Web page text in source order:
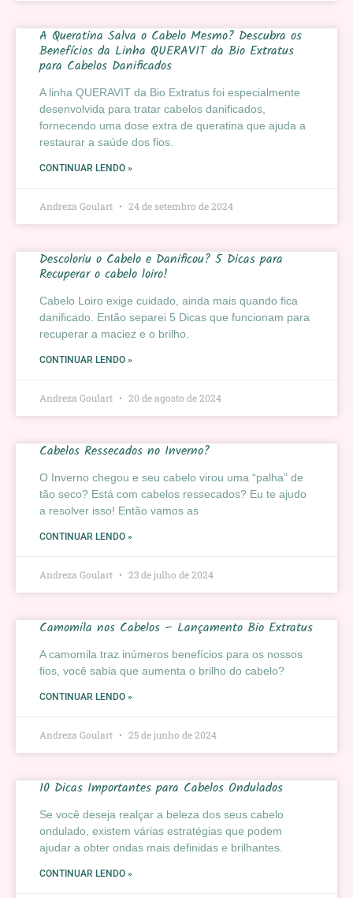
A Queratina Salva o Cabelo Mesmo? Descubra os
Benefícios da Linha QUERAVIT da Bio Extratus
para Cabelos Danificados
A linha QUERAVIT da Bio Extratus foi especialmente
desenvolvida para tratar cabelos danificados,
fornecendo uma dose extra de queratina que ajuda a
restaurar a saúde dos fios.
CONTINUAR LENDO »
Andreza Goulart 24 de setembro de 2024
Descoloriu o Cabelo e Danificou? 5 Dicas para
Recuperar o cabelo loiro!
Cabelo Loiro exige cuidado, ainda mais quando fica
danificado. Então separei 5 Dicas que funcionam para
recuperar a maciez e o brilho.
CONTINUAR LENDO »
Andreza Goulart 20 de agosto de 2024
Cabelos Ressecados no Inverno?
O Inverno chegou e seu cabelo virou uma “palha” de
tão seco? Está com cabelos ressecados? Eu te ajudo
a resolver isso! Então vamos as
CONTINUAR LENDO »
Andreza Goulart 23 de julho de 2024
Camomila nos Cabelos – Lançamento Bio Extratus
A camomila traz inúmeros benefícios para os nossos
fios, você sabia que aumenta o brilho do cabelo?
CONTINUAR LENDO »
Andreza Goulart 25 de junho de 2024
10 Dicas Importantes para Cabelos Ondulados
Se você deseja realçar a beleza dos seus cabelo
ondulado, existem várias estratégias que podem
ajudar a obter ondas mais definidas e brilhantes.
CONTINUAR LENDO »